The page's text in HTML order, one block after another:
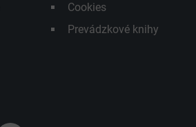
Cookies
Prevádzkové knihy